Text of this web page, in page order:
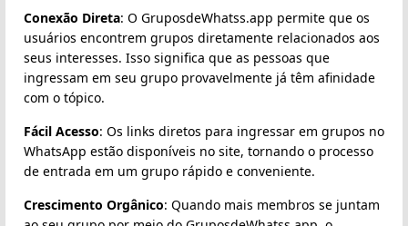
Conexão Direta: O GruposdeWhatss.app permite que os
usuários encontrem grupos diretamente relacionados aos
seus interesses. Isso significa que as pessoas que
ingressam em seu grupo provavelmente já têm afinidade
com o tópico.
Fácil Acesso: Os links diretos para ingressar em grupos no
WhatsApp estão disponíveis no site, tornando o processo
de entrada em um grupo rápido e conveniente.
Crescimento Orgânico: Quando mais membros se juntam